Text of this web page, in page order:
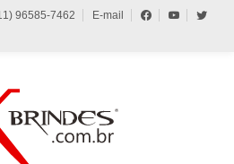
96585-7462 E-mail